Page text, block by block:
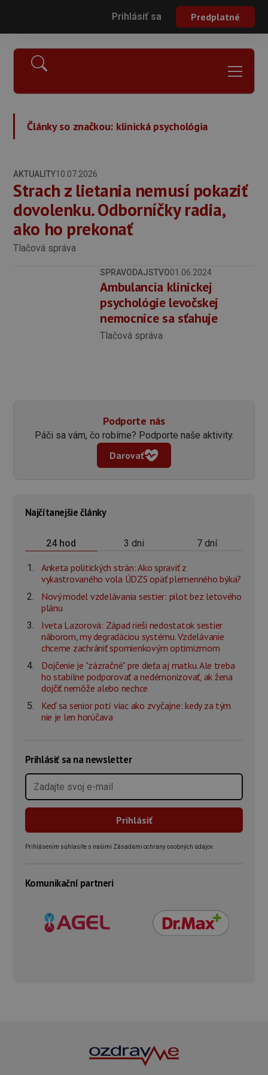
Prihlásiť sa Predplatné
Články so značkou: klinická psychológia
AKTUALITY10.07.2026
Strach z lietania nemusí pokaziť
dovolenku. Odborníčky radia,
ako ho prekonať
Tlačová správa
SPRAVODAJSTVO01.06.2024
Ambulancia klinickej
psychológie levočskej
nemocnice sa sťahuje
Tlačová správa
Podporte nás
Páči sa vám, čo robíme? Podporte naše aktivity.
Darovať
Najčítanejšie články
24 hod 3 dni 7 dní
Anketa politických strán: Ako spraviť z
vykastrovaného vola ÚDZS opäť plemenného býka?
Nový model vzdelávania sestier: pilot bez letového
plánu
Iveta Lazorová: Západ rieši nedostatok sestier
náborom, my degradáciou systému. Vzdelávanie
chceme zachrániť spomienkovým optimizmom
Dojčenie je "zázračné" pre dieťa aj matku. Ale treba
ho stabilne podporovať a nedémonizovať, ak žena
dojčiť nemôže alebo nechce
Keď sa senior potí viac ako zvyčajne: kedy za tým
nie je len horúčava
Prihlásiť sa na newsletter
Prihlásením súhlasíte s našimi Zásadami ochrany osobných údajov.
Komunikační partneri